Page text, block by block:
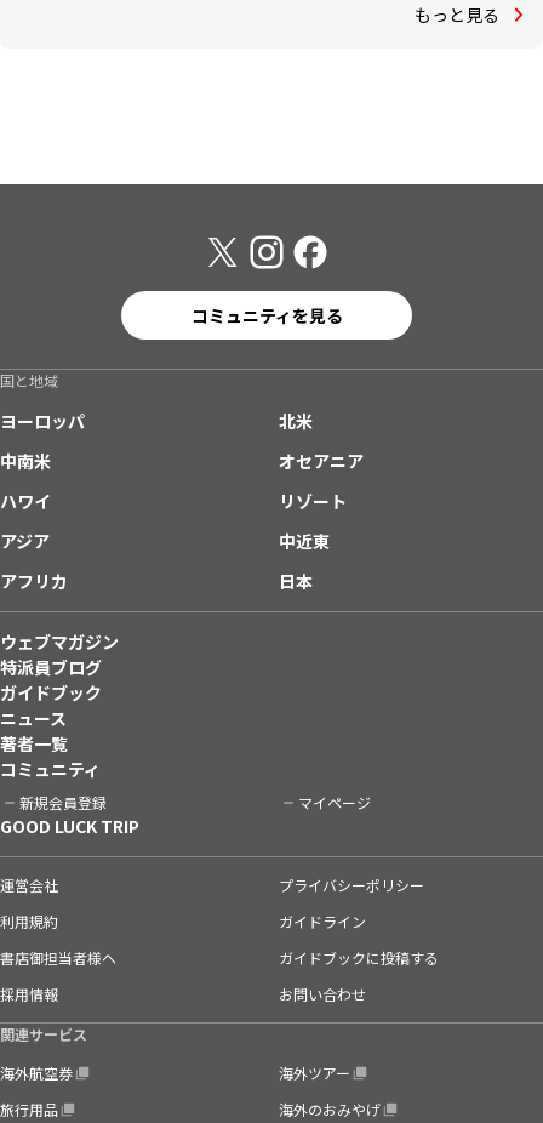
もっと見る
コミュニティを見る
国と地域
ヨーロッパ
北米
中南米
オセアニア
ハワイ
リゾート
アジア
中近東
アフリカ
日本
ウェブマガジン
特派員ブログ
ガイドブック
ニュース
著者一覧
コミュニティ
新規会員登録 マイページ
GOOD LUCK TRIP
運営会社
プライバシーポリシー
利用規約
ガイドライン
書店御担当者様へ
ガイドブックに投稿する
採用情報
お問い合わせ
関連サービス
海外航空券
海外ツアー
旅行用品
海外のおみやげ